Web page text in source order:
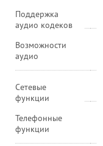
Поддержка
аудио кодеков
Возможности
аудио
Сетевые
функции
Телефонные
функции